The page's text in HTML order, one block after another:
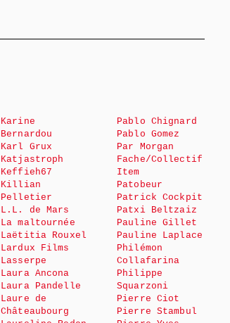
Karine
Bernardou
Karl Grux
Katjastroph
Keffieh67
Killian
Pelletier
L.L. de Mars
La maltournée
Laëtitia Rouxel
Lardux Films
Lasserpe
Laura Ancona
Laura Pandelle
Laure de
Châteaubourg
Pablo Chignard
Pablo Gomez
Par Morgan
Fache/Collectif
Item
Patobeur
Patrick Cockpit
Patxi Beltzaiz
Pauline Gillet
Pauline Laplace
Philémon
Collafarina
Philippe
Squarzoni
Pierre Ciot
Pierre Stambul